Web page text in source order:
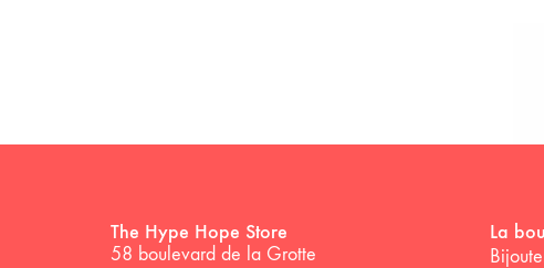
The Hype Hope Store
58 boulevard de la Grotte
La